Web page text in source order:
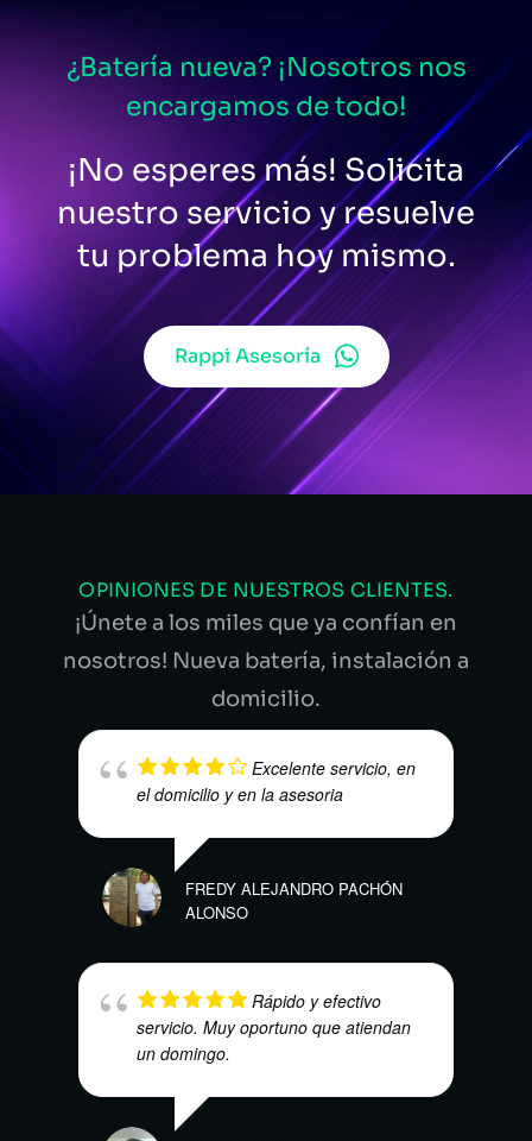
¿Batería nueva? ¡Nosotros nos
encargamos de todo!
¡No esperes más! Solicita
nuestro servicio y resuelve
tu problema hoy mismo.
Rappi Asesoría
OPINIONES DE NUESTROS CLIENTES.
¡Únete a los miles que ya confían en
nosotros! Nueva batería, instalación a
domicilio.
Excelente servicio, en
el domicilio y en la asesoria
FREDY ALEJANDRO PACHÓN
ALONSO
Rápido y efectivo
servicio. Muy oportuno que atiendan
un domingo.